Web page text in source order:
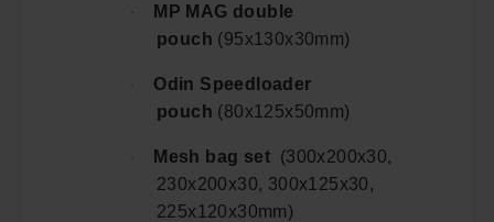
·
MP MAG double
pouch (95x130x30mm)
·
Odin Speedloader
pouch (80x125x50mm)
· Mesh bag set (300x200x30,
230x200x30, 300x125x30,
225x120x30mm)